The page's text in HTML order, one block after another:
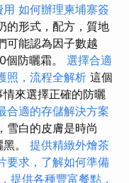
用 如何辦理柬埔寨簽
的形式，配方，質地
可能認為因子數越
防曬霜。 選擇合適
照，流程全解析 這個
來選擇正確的防曬
合適的存儲解決方案
雪白的皮膚是時尚
。 提供精緻外燴茶
要求，了解如何準備
提供各種豐富餐點，